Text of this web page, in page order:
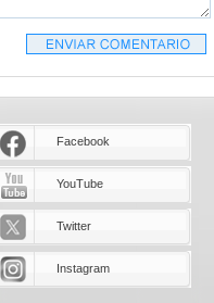
Facebook
YouTube
Twitter
Instagram